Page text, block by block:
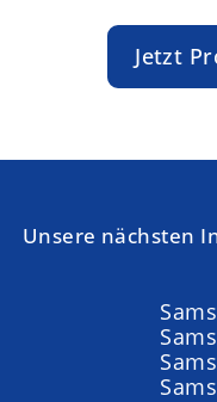
Jetzt
Unsere nächsten